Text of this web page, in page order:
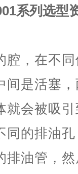
系列选型
腔，在不
间是活塞
就会被吸
同的排油
排油管，